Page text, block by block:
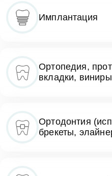
Имплантация
Ортопедия,
вкладки, виниры
Ортодонтия
брекеты,